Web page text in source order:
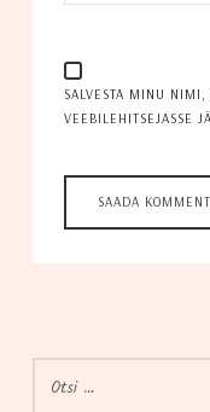
SALVESTA MINU NIMI,
VEEBILEHITSEJASSE